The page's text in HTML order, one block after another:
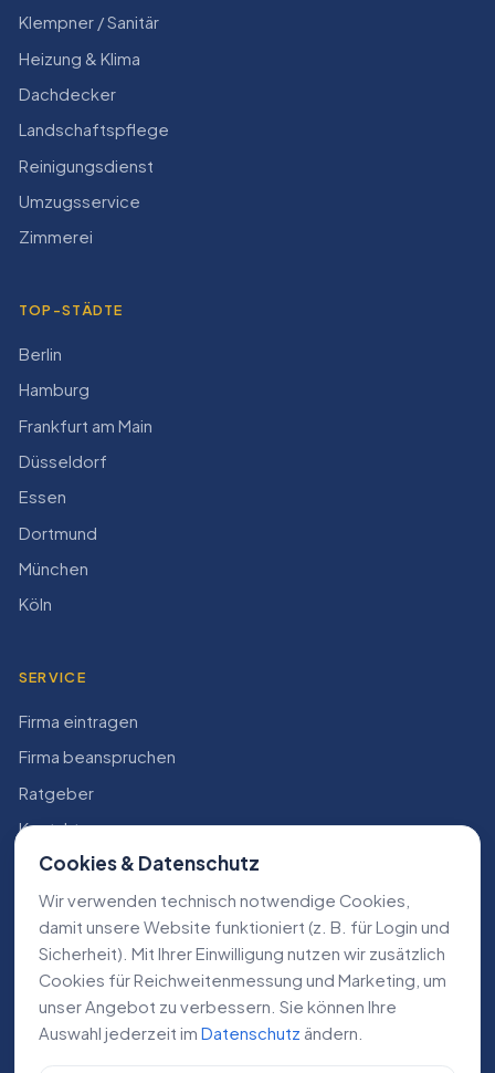
Klempner / Sanitär
Heizung & Klima
Dachdecker
Landschaftspflege
Reinigungsdienst
Umzugsservice
Zimmerei
TOP-STÄDTE
Berlin
Hamburg
Frankfurt am Main
Düsseldorf
Essen
Dortmund
München
Köln
SERVICE
Firma eintragen
Firma beanspruchen
Ratgeber
Kontakt
Konto
RECHTLICHES
Impressum
Datenschutz
AGB
Cookies & Datenschutz
Wir verwenden technisch notwendige Cookies,
damit unsere Website funktioniert (z. B. für Login und
Sicherheit). Mit Ihrer Einwilligung nutzen wir zusätzlich
Cookies für Reichweiten­messung und Marketing, um
unser Angebot zu verbessern. Sie können Ihre
Auswahl jederzeit im Datenschutz ändern.